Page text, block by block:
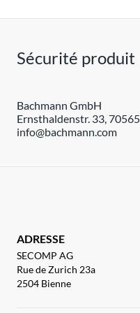
Sécurité produit
Bachmann GmbH
Ernsthaldenstr. 33,
info@bachmann.com
ADRESSE
SECOMP AG
Rue de Zurich 23a
2504 Bienne